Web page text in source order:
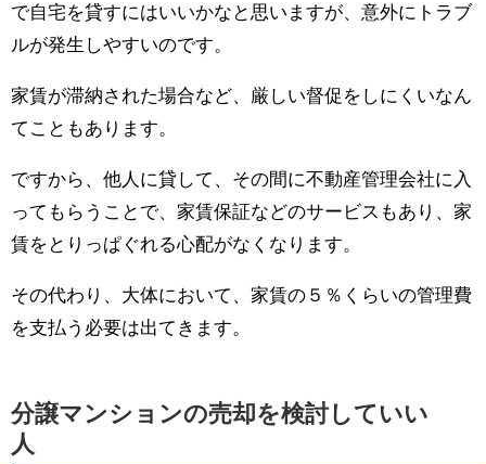
で自宅を貸すにはいいかなと思いますが、意外にトラブ
ルが発生しやすいのです。
家賃が滞納された場合など、厳しい督促をしにくいなん
てこともあります。
ですから、他人に貸して、その間に不動産管理会社に入
ってもらうことで、家賃保証などのサービスもあり、家
賃をとりっぱぐれる心配がなくなります。
その代わり、大体において、家賃の５％くらいの管理費
を支払う必要は出てきます。
分譲マンションの売却を検討していい
人